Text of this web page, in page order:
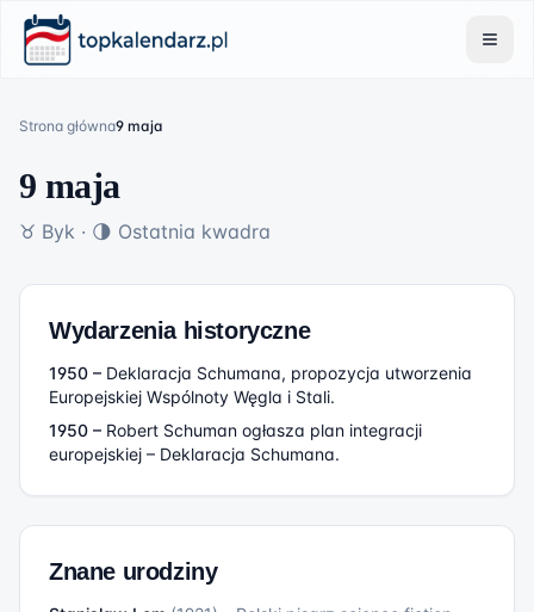
Strona główna9 maja
9 maja
♉ Byk · 🌗 Ostatnia kwadra
Wydarzenia historyczne
1950 – Deklaracja Schumana, propozycja utworzenia
Europejskiej Wspólnoty Węgla i Stali.
1950 – Robert Schuman ogłasza plan integracji
europejskiej – Deklaracja Schumana.
Znane urodziny